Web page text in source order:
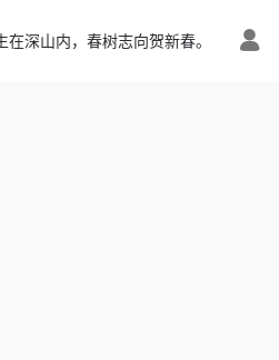
在深山内，春树志向贺新春。